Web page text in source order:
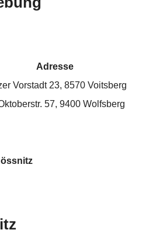
Adresse
Vorstadt 23, 8570 Voitsberg
57, 9400 Wolfsberg